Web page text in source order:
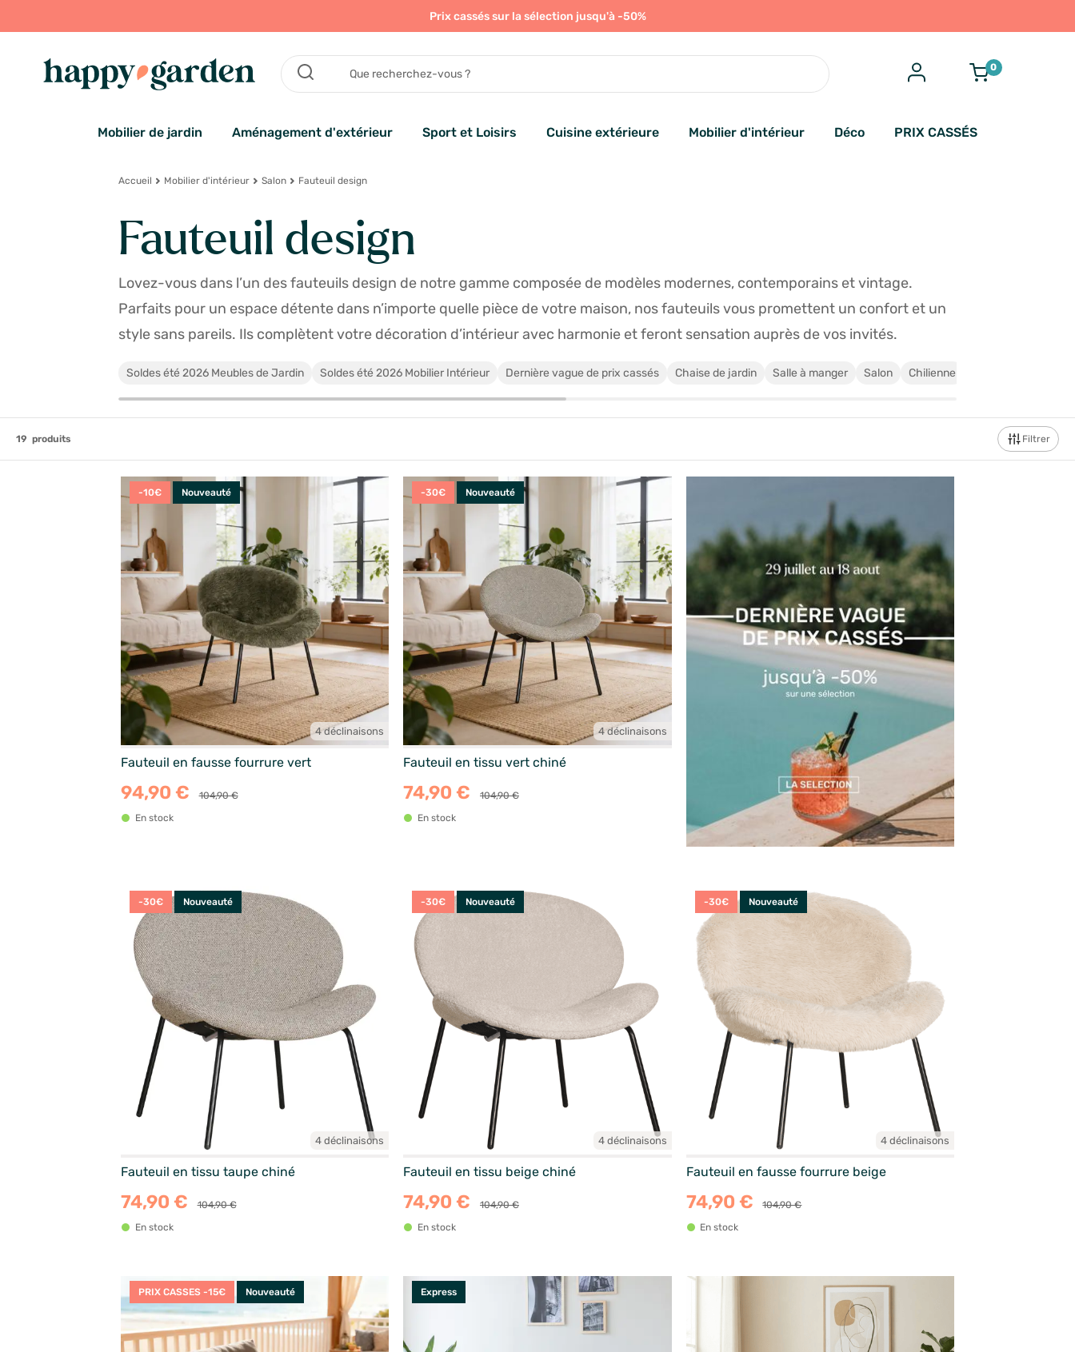
Prix cassés sur la sélection jusqu'à -50%
0
Mobilier de jardin Aménagement d'extérieur Sport et Loisirs Cuisine extérieure Mobilier d'intérieur Déco PRIX CASSÉS
Accueil Mobilier d'intérieur Salon Fauteuil design
Fauteuil design
Lovez-vous dans l’un des fauteuils design de notre gamme composée de modèles modernes, contemporains et vintage.
Parfaits pour un espace détente dans n’importe quelle pièce de votre maison, nos fauteuils vous promettent un confort et un
style sans pareils. Ils complètent votre décoration d’intérieur avec harmonie et feront sensation auprès de vos invités.
Soldes été 2026 Meubles de Jardin Soldes été 2026 Mobilier Intérieur Dernière vague de prix cassés Chaise de jardin Salle à manger Salon Chilienne
19 produits Filtrer
-10€ Nouveauté
4 déclinaisons
Fauteuil en fausse fourrure vert
94,90 €
104,90 €
En stock
-30€ Nouveauté
4 déclinaisons
Fauteuil en tissu vert chiné
74,90 €
104,90 €
En stock
-30€ Nouveauté
4 déclinaisons
Fauteuil en tissu taupe chiné
74,90 €
104,90 €
En stock
-30€ Nouveauté
4 déclinaisons
Fauteuil en tissu beige chiné
74,90 €
104,90 €
En stock
-30€ Nouveauté
4 déclinaisons
Fauteuil en fausse fourrure beige
74,90 €
104,90 €
En stock
PRIX CASSES -15€ Nouveauté Express